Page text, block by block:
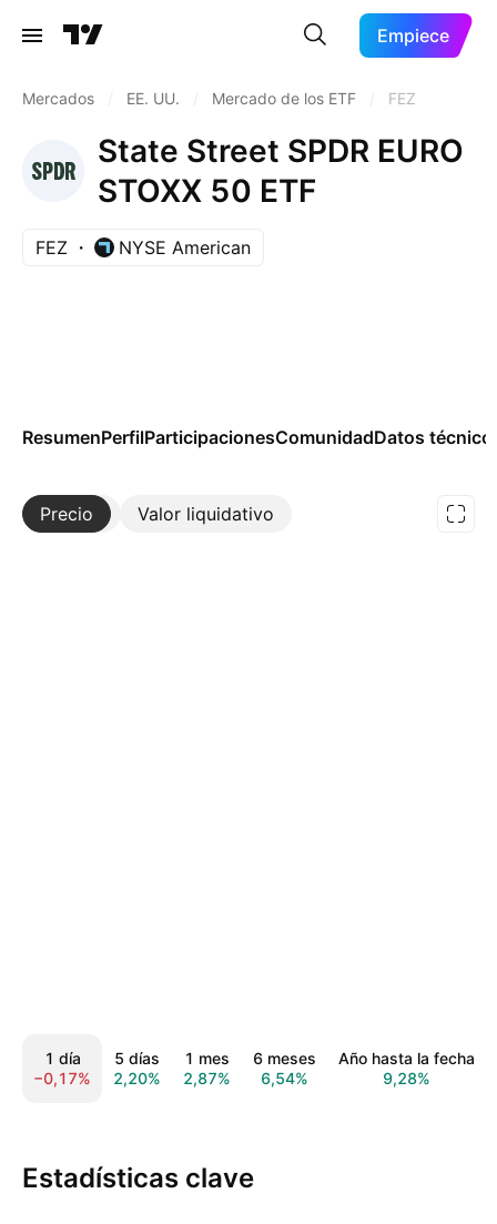
Empiece
Mercados EE. UU. Mercado de los ETF FEZ
State Street SPDR EURO
STOXX 50 ETF
FEZ NYSE American
ResumenPerfilParticipacionesComunidadDatos
Precio Valor liquidativo
Más
1 día
−0,17%
5 días
2,20%
1 mes
2,87%
6 meses
6,54%
Año hasta la fecha
9,28%
Estadísticas clave